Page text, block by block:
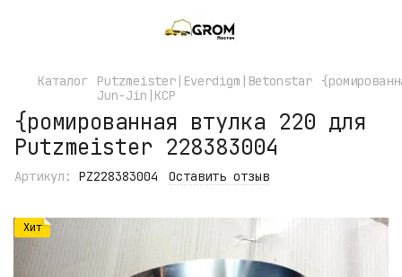
Каталог
Putzmeister|Everdigm|Betonstar
Jun-Jin|KCP
{ромированная втулка 220 для
Putzmeister 228383004
Артикул: PZ228383004 Оставить отзыв
Хит